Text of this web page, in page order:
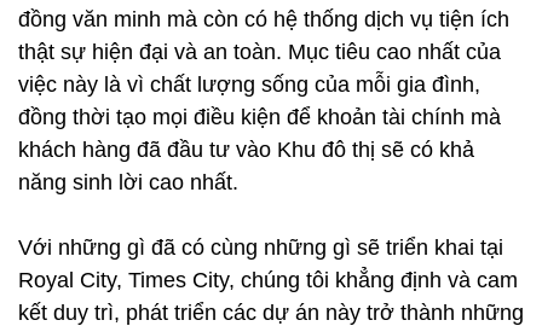
đồng văn minh mà còn có hệ thống dịch vụ tiện ích
thật sự hiện đại và an toàn. Mục tiêu cao nhất của
việc này là vì chất lượng sống của mỗi gia đình,
đồng thời tạo mọi điều kiện để khoản tài chính mà
khách hàng đã đầu tư vào Khu đô thị sẽ có khả
năng sinh lời cao nhất.
Với những gì đã có cùng những gì sẽ triển khai tại
Royal City, Times City, chúng tôi khẳng định và cam
kết duy trì, phát triển các dự án này trở thành những